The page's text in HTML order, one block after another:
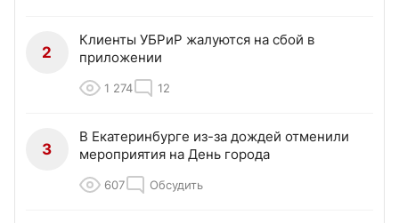
2
Клиенты УБРиР жалуются на сбой в
приложении
1 274 12
3
В Екатеринбурге из-за дождей отменили
мероприятия на День города
607 Обсудить